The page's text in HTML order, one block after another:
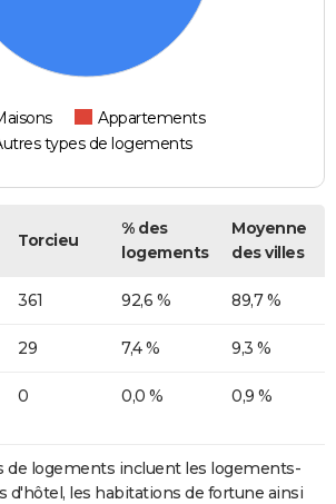
Appartements
types de logements
Torcieu
% des
logements
Moyenne
des villes
361 92,6 % 89,7 %
29 7,4 % 9,3 %
0 0,0 % 0,9 %
de logements incluent les logements-
d'hôtel, les habitations de fortune ainsi